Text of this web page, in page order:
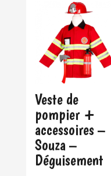
Veste de
pompier +
accessoires –
Souza –
Déguisement